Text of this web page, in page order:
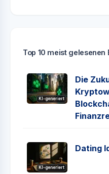
Top 10 meist gelesenen
KI-generiert
Die
KI-generiert
Dating